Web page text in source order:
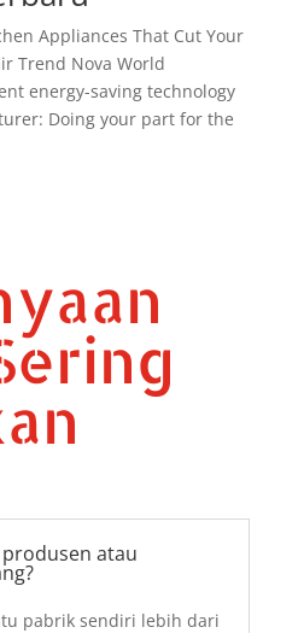
Appliances That Cut Your
Trend Nova World
energy-saving technology
Doing your part for the
produsen atau
pabrik sendiri lebih dari